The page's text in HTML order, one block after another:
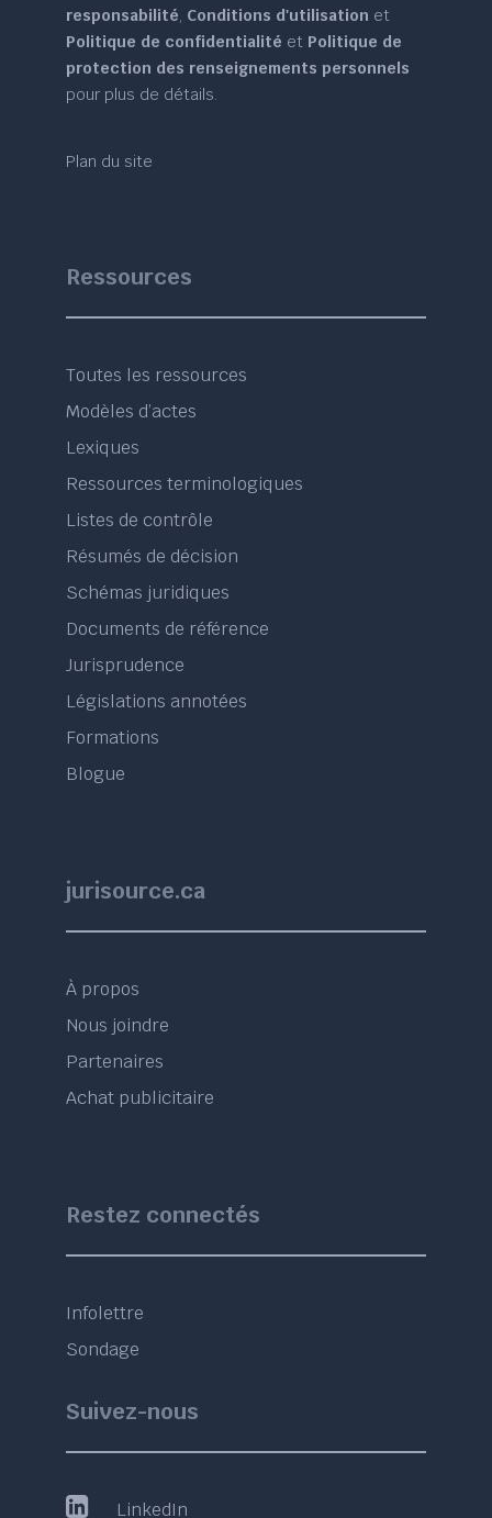
responsabilité, Conditions d'utilisation et
Politique de confidentialité et Politique de
protection des renseignements personnels
pour plus de détails.
Plan du site
Ressources
Toutes les ressources
Modèles d’actes
Lexiques
Ressources terminologiques
Listes de contrôle
Résumés de décision
Schémas juridiques
Documents de référence
Jurisprudence
Législations annotées
Formations
Blogue
jurisource.ca
À propos
Nous joindre
Partenaires
Achat publicitaire
Restez connectés
Infolettre
Sondage
Suivez-nous
LinkedIn